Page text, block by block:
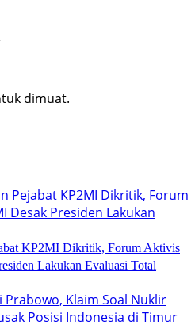
dimuat.
KP2MI Dikritik, Forum Aktivis
Lakukan Evaluasi Total